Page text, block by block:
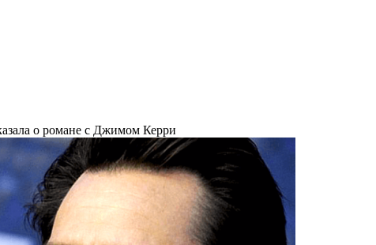
о романе с Джимом Керри